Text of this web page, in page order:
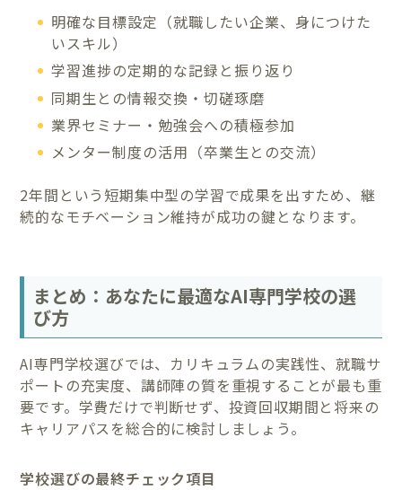
明確な目標設定（就職したい企業、身につけた
いスキル）
学習進捗の定期的な記録と振り返り
同期生との情報交換・切磋琢磨
業界セミナー・勉強会への積極参加
メンター制度の活用（卒業生との交流）
2年間という短期集中型の学習で成果を出すため、継
続的なモチベーション維持が成功の鍵となります。
まとめ：あなたに最適なAI専門学校の選
び方
AI専門学校選びでは、カリキュラムの実践性、就職サ
ポートの充実度、講師陣の質を重視することが最も重
要です。学費だけで判断せず、投資回収期間と将来の
キャリアパスを総合的に検討しましょう。
学校選びの最終チェック項目